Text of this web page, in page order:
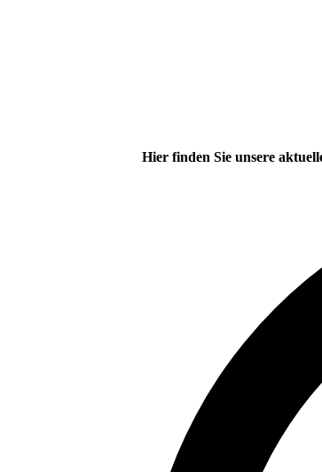
Hier finden Sie unsere